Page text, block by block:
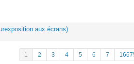
aux écrans)
1 2 3 4 5 6 7